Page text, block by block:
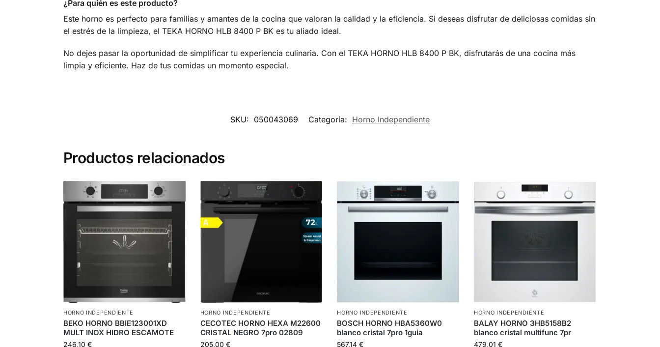
¿Para quién es este producto?
Este horno es perfecto para familias y amantes de la cocina que valoran la calidad y la eficiencia. Si deseas disfrutar de deliciosas comidas sin
el estrés de la limpieza, el TEKA HORNO HLB 8400 P BK es tu aliado ideal.
No dejes pasar la oportunidad de simplificar tu experiencia culinaria. Con el TEKA HORNO HLB 8400 P BK, disfrutarás de una cocina más
limpia y eficiente. Haz de tus comidas un momento especial.
SKU: 050043069 Categoría: Horno Independiente
Productos relacionados
HORNO INDEPENDIENTE
BEKO HORNO BBIE123001XD
MULT INOX HIDRO ESCAMOTE
246,10 €
HORNO INDEPENDIENTE
CECOTEC HORNO HEXA M22600
CRISTAL NEGRO 7pro 02809
205,00 €
HORNO INDEPENDIENTE
BOSCH HORNO HBA5360W0
blanco cristal 7pro 1guia
567,14€
HORNO INDEPENDIENTE
BALAY HORNO 3HB5158B2
blanco cristal multifunc 7pr
479,01€